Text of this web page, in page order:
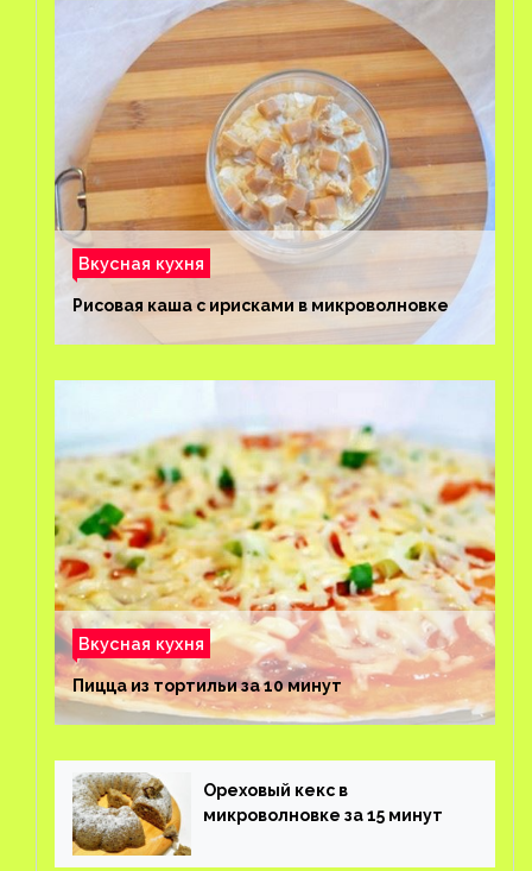
Вкусная кухня
Рисовая каша с ирисками в микроволновке
Вкусная кухня
Пицца из тортильи за 10 минут
Ореховый кекс в
микроволновке за 15 минут